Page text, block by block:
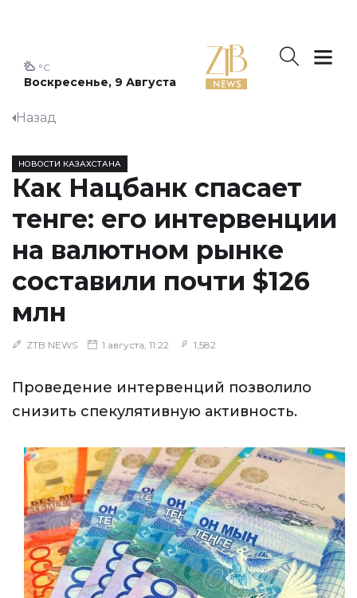
Воскресенье, 9 Августа
°C
Назад
НОВОСТИ КАЗАХСТАНА
Как Нацбанк спасает
тенге: его интервенции
на валютном рынке
составили почти $126
млн
ZTB NEWS 1 августа, 11:22 1,582
Проведение интервенций позволило
снизить спекулятивную активность.